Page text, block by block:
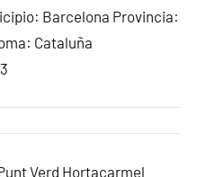
Barcelona Provincia:
Cataluña
Verd Hortacarmel